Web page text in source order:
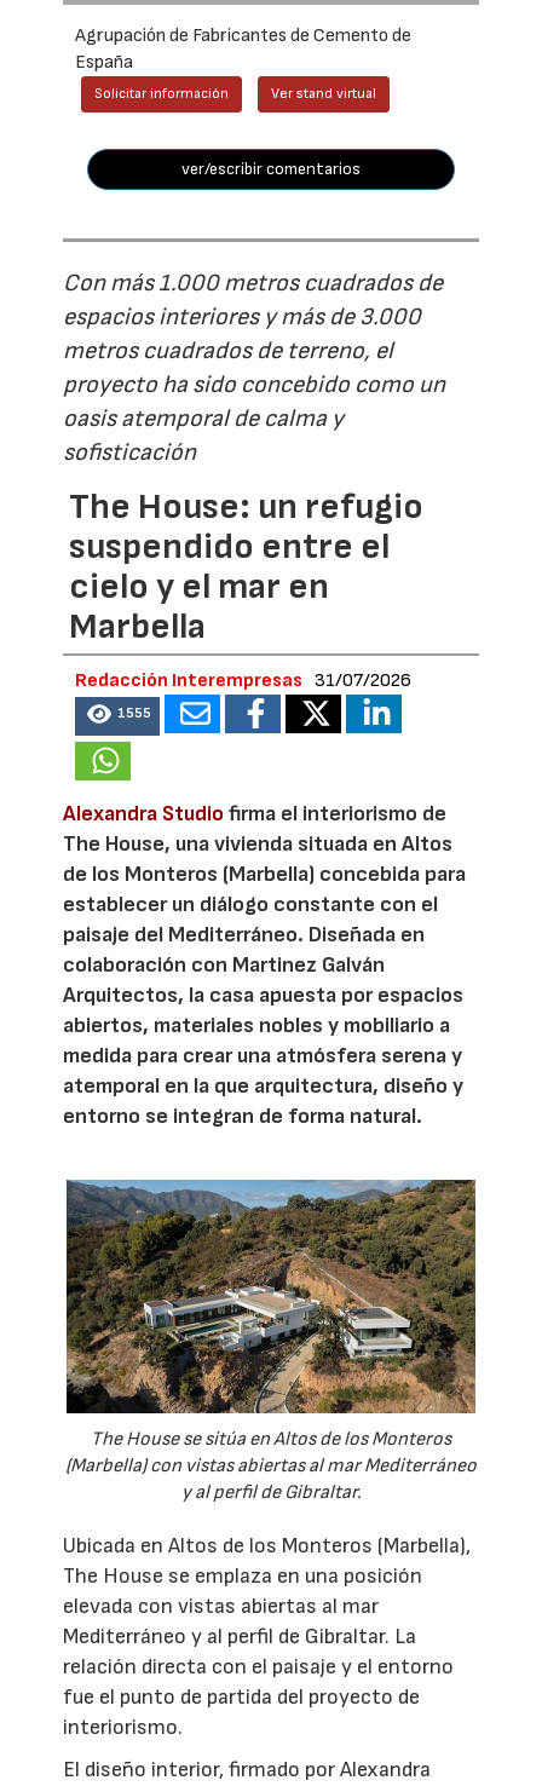
Agrupación de Fabricantes de Cemento de
España
Solicitar información Ver stand virtual
ver/escribir comentarios
Con más 1.000 metros cuadrados de
espacios interiores y más de 3.000
metros cuadrados de terreno, el
proyecto ha sido concebido como un
oasis atemporal de calma y
sofisticación
The House: un refugio
suspendido entre el
cielo y el mar en
Marbella
Redacción Interempresas 31/07/2026
1555
Alexandra Studio firma el interiorismo de
The House, una vivienda situada en Altos
de los Monteros (Marbella) concebida para
establecer un diálogo constante con el
paisaje del Mediterráneo. Diseñada en
colaboración con Martinez Galván
Arquitectos, la casa apuesta por espacios
abiertos, materiales nobles y mobiliario a
medida para crear una atmósfera serena y
atemporal en la que arquitectura, diseño y
entorno se integran de forma natural.
The House se sitúa en Altos de los Monteros
(Marbella) con vistas abiertas al mar Mediterráneo
y al perfil de Gibraltar.
Ubicada en Altos de los Monteros (Marbella),
The House se emplaza en una posición
elevada con vistas abiertas al mar
Mediterráneo y al perfil de Gibraltar. La
relación directa con el paisaje y el entorno
fue el punto de partida del proyecto de
interiorismo.
El diseño interior, firmado por Alexandra